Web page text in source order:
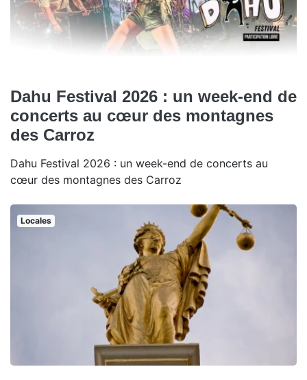
Dahu Festival 2026 : un week-end de
concerts au cœur des montagnes
des Carroz
Dahu Festival 2026 : un week-end de concerts au
cœur des montagnes des Carroz
Locales